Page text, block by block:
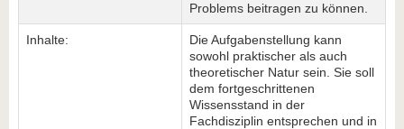
Problems beitragen zu können.
Inhalte:
Die Aufgabenstellung kann
sowohl praktischer als auch
theoretischer Natur sein. Sie soll
dem fortgeschrittenen
Wissensstand in der
Fachdisziplin entsprechen und in